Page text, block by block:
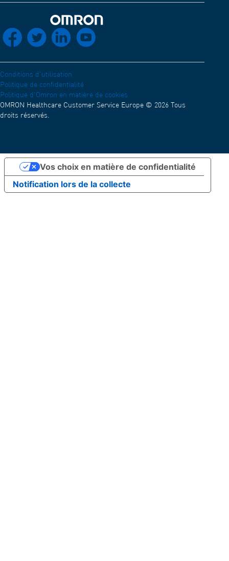
Compatibilité électromagnétique (Anglais)
Déclaration de conformité (Anglais)
Réseau de distribution
OMRON Academy (Anglais)
Retour à l'accueil
socials_facebooksocials_twittersocials_linkedinsocials_youtube
Conditions d'utilisation
Politique de confidentialité
Politique d'Omron en matière de cookies
OMRON Healthcare Customer Service Europe © 2026 Tous
droits réservés.
Notification lors de la collecte
Vos choix en matière de confidentialité